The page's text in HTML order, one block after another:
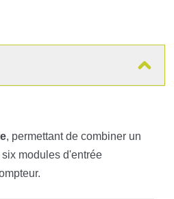
, permettant de combiner un
modules d'entrée